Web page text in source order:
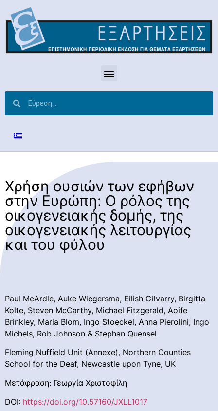
Χρήση ουσιών των εφήβων
στην Ευρώπη: Ο ρόλος της
οικογενειακής δομής, της
οικογενειακής λειτουργίας
και του φύλου
Paul McArdle, Auke Wiegersma, Eilish Gilvarry, Birgitta
Kolte, Steven McCarthy, Michael Fitzgerald, Aoife
Brinkley, Maria Blom, Ingo Stoeckel, Anna Pierolini, Ingo
Michels, Rob Johnson & Stephan Quensel
Fleming Nuffield Unit (Annexe), Northern Counties
School for the Deaf, Newcastle upon Tyne, UK
Μετάφραση: Γεωργία Χριστοφίλη
DOI: https://doi.org/10.57160/JXLL1017